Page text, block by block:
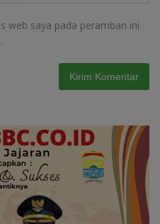
web saya pada peramban ini